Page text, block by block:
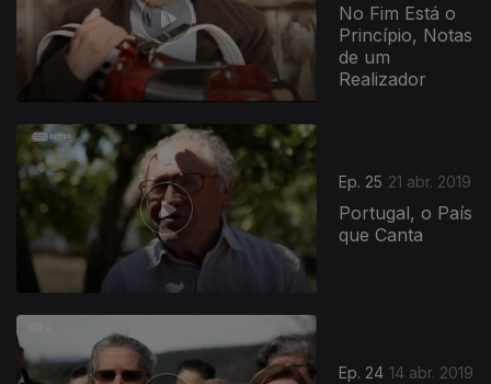
No Fim Está o
Princípio, Notas
de um
Realizador
Ep. 25 21 abr. 2019
Portugal, o País
que Canta
Ep. 24 14 abr. 2019